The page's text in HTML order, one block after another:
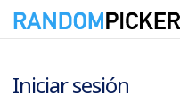
Iniciar sesión